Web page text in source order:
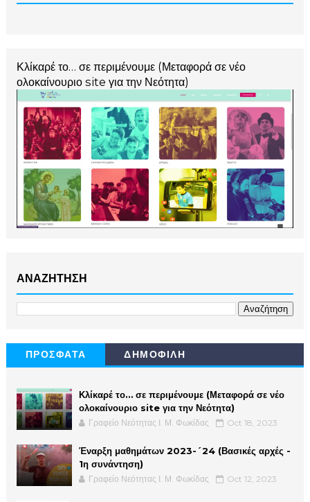
Κλίκαρέ το… σε περιμένουμε (Μεταφορά σε νέο
ολοκαίνουριο site για την Νεότητα)
ΑΝΑΖΗΤΗΣΗ
ΠΡΟΣΦΑΤΑ ΔΗΜΟΦΙΛΗ
Κλίκαρέ το… σε περιμένουμε (Μεταφορά σε νέο
ολοκαίνουριο site για την Νεότητα)
Γραφείο Νεότητας Ι. Μ. Φωκίδας Oct 18, 2023
Έναρξη μαθημάτων 2023-´24 (Βασικές αρχές -
1η συνάντηση)
Γραφείο Νεότητας Ι. Μ. Φωκίδας Oct 12, 2023